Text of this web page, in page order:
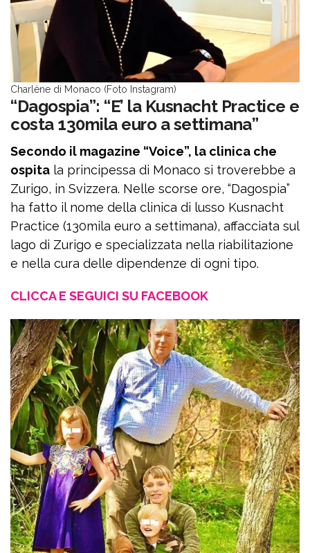
Charlène di Monaco (Foto Instagram)
“Dagospia”: “E’ la Kusnacht Practice e
costa 130mila euro a settimana”
Secondo il magazine “Voice”, la clinica che
ospita la principessa di Monaco si troverebbe a
Zurigo, in Svizzera. Nelle scorse ore, “Dagospia”
ha fatto il nome della clinica di lusso Kusnacht
Practice (130mila euro a settimana), affacciata sul
lago di Zurigo e specializzata nella riabilitazione
e nella cura delle dipendenze di ogni tipo.
CLICCA E SEGUICI SU FACEBOOK